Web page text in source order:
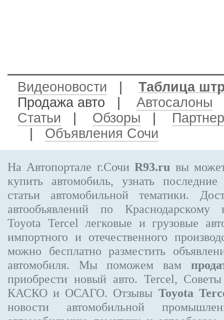
Видеоновости
Таблица
Продажа авто
Автосалоны
Статьи
Обзоры
Объявления Сочи
На Автопортале г.СочиR93.ru вы
купить автомобиль, узнать
статьи автомобильной тематики.
автообъявлений по
Toyota Tercel легковые и грузовые
импортного и отечественного
можно бесплатно разместить
автомобиля. Мы поможем вам
приобрести новый авто. Tercel,
КАСКО и ОСАГО. Отзывы Toyota
новости автомобильной